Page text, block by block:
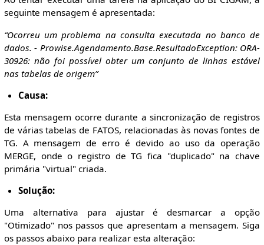
seguinte mensagem é apresentada:
“Ocorreu um problema na consulta executada no banco de
dados. - Prowise.Agendamento.Base.ResultadoException: ORA-
30926: não foi possível obter um conjunto de linhas estável
nas tabelas de origem”
Causa:
Esta mensagem ocorre durante a sincronização de registros
de várias tabelas de FATOS, relacionadas às novas fontes de
TG. A mensagem de erro é devido ao uso da operação
MERGE, onde o registro de TG fica "duplicado" na chave
primária "virtual" criada.
Solução:
Uma alternativa para ajustar é desmarcar a opção
"Otimizado" nos passos que apresentam a mensagem. Siga
os passos abaixo para realizar esta alteração: